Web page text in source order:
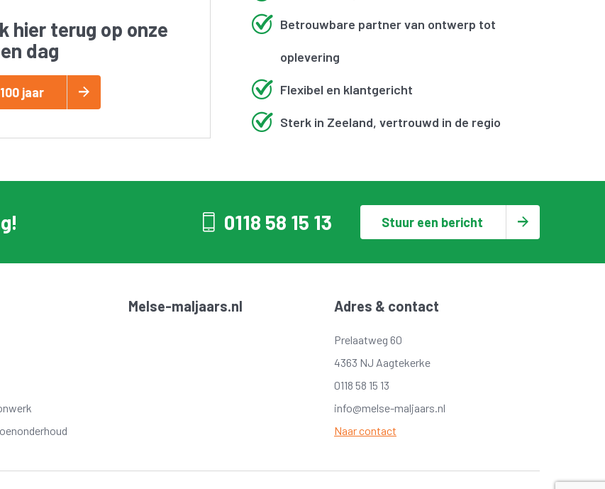
hier terug op onze
dag
100 jaar
Betrouwbare partner van ontwerp tot
oplevering
Flexibel en klantgericht
Sterk in Zeeland, vertrouwd in de regio
0118 58 15 13 Stuur een bericht
Melse-maljaars.nl Adres & contact
Prelaatweg 60
4363 NJ Aagtekerke
0118 58 15 13
info@melse-maljaars.nl
Naar contact